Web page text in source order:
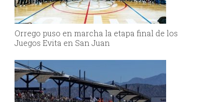
Orrego puso en marcha la etapa final de los
Juegos Evita en San Juan